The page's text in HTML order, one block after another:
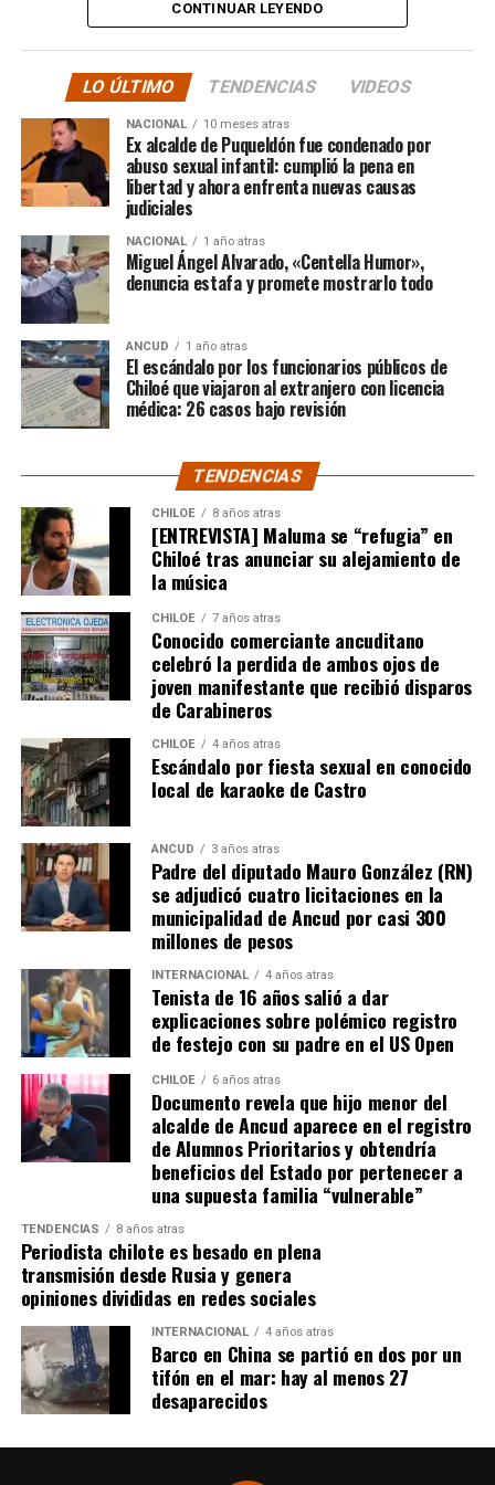
hacer justicia.”
El posteo cierra con un mensaje de agradecimiento a
quienes lo han acompañado desde que compartió lo
ocurrido:
“Gracias a todos por el
apoyo!!!!”
Por el momento, las personas aludidas no han emitido
declaraciones públicas. La historia, según Centella,
recién comienza y, el mencionado posteo, ha generado
comentarios de todo tipo, en su gran mayoría, a favor
del humorista de Punta Arenas.
CONTINUAR LEYENDO
LO ÚLTIMO TENDENCIAS VIDEOS
NACIONAL 10 meses atras
Ex alcalde de Puqueldón fue condenado por
abuso sexual infantil: cumplió la pena en
libertad y ahora enfrenta nuevas causas
judiciales
NACIONAL 1 año atras
Miguel Ángel Alvarado, «Centella Humor»,
denuncia estafa y promete mostrarlo todo
ANCUD 1 año atras
El escándalo por los funcionarios públicos de
Chiloé que viajaron al extranjero con licencia
médica: 26 casos bajo revisión
TENDENCIAS
CHILOE 8 años atras
[ENTREVISTA] Maluma se “refugia” en
Chiloé tras anunciar su alejamiento de
la música
CHILOE 7 años atras
Conocido comerciante ancuditano
celebró la perdida de ambos ojos de
joven manifestante que recibió disparos
de Carabineros
CHILOE 4 años atras
Escándalo por fiesta sexual en conocido
local de karaoke de Castro
ANCUD 3 años atras
Padre del diputado Mauro González (RN)
se adjudicó cuatro licitaciones en la
municipalidad de Ancud por casi 300
millones de pesos
INTERNACIONAL 4 años atras
Tenista de 16 años salió a dar
explicaciones sobre polémico registro
de festejo con su padre en el US Open
CHILOE 6 años atras
Documento revela que hijo menor del
alcalde de Ancud aparece en el registro
de Alumnos Prioritarios y obtendría
beneficios del Estado por pertenecer a
una supuesta familia “vulnerable”
TENDENCIAS 8 años atras
Periodista chilote es besado en plena
transmisión desde Rusia y genera
opiniones divididas en redes sociales
INTERNACIONAL 4 años atras
Barco en China se partió en dos por un
tifón en el mar: hay al menos 27
desaparecidos